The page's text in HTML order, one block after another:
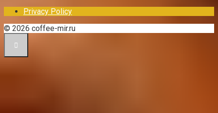
Privacy Policy
© 2026 coffee-mir.ru